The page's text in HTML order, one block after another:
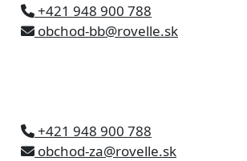
+421 948 900 788
obchod-bb@rovelle.sk
+421 948 900 788
obchod-za@rovelle.sk